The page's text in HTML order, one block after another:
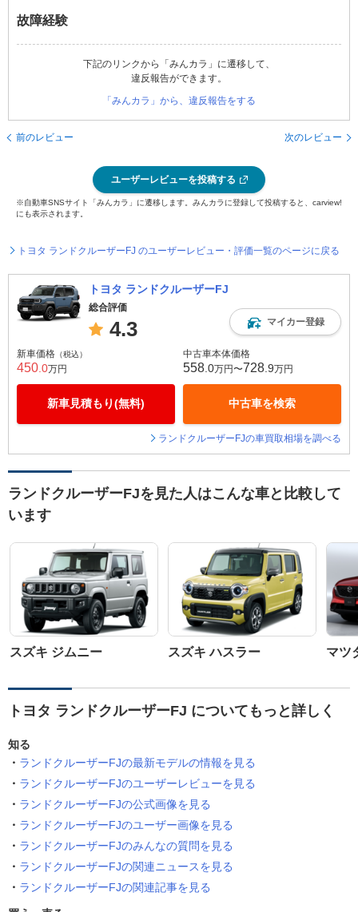
故障経験
下記のリンクから「みんカラ」に遷移して、
違反報告ができます。
「みんカラ」から、違反報告をする
前のレビュー 次のレビュー
ユーザーレビューを投稿する
※自動車SNSサイト「みんカラ」に遷移します。みんカラに登録して投稿すると、carview!
にも表示されます。
トヨタ ランドクルーザーFJ のユーザーレビュー・評価一覧のページに戻る
トヨタ ランドクルーザーFJ
総合評価
4.3 マイカー登録
新車価格 （税込）
450 .0万円
新車見積もり(無料)
中古車本体価格
558 .0万円〜728 .9万円
中古車を検索
ランドクルーザーFJの車買取相場を調べる
ランドクルーザーFJを見た人はこんな車と比較して
います
スズキ ジムニー スズキ ハスラー マツ
トヨタ ランドクルーザーFJ についてもっと詳しく
知る
ランドクルーザーFJの最新モデルの情報を見る
ランドクルーザーFJのユーザーレビューを見る
ランドクルーザーFJの公式画像を見る
ランドクルーザーFJのユーザー画像を見る
ランドクルーザーFJのみんなの質問を見る
ランドクルーザーFJの関連ニュースを見る
ランドクルーザーFJの関連記事を見る